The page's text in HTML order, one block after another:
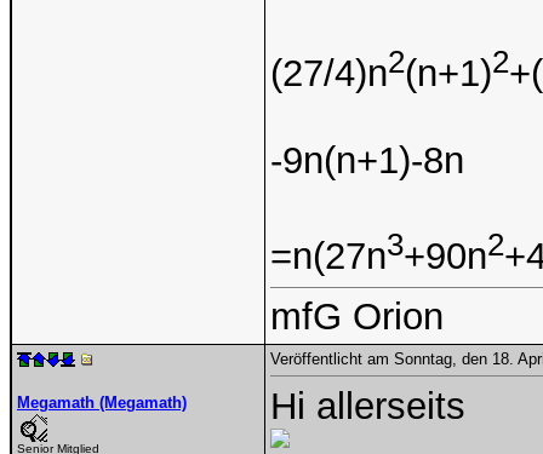
(27/4)n2(n+1)2
-9n(n+1)-8n
=n(27n3+90n2
mfG Orion
Megamath (Megamath)
Senior Mitglied
Veröffentlicht am Sonntag, den 18.
Hi allerseits